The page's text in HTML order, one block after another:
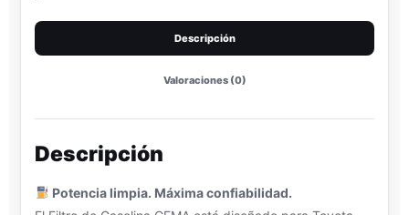
Descripción
Valoraciones (0)
Descripción
Potencia limpia. Máxima confiabilidad.